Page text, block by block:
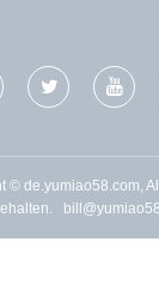
© de.yumiao58.com,